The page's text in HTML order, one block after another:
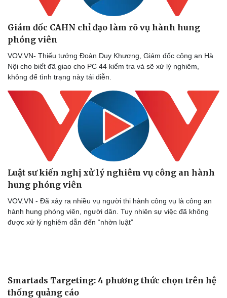
Văn hóa
Giám đốc CAHN chỉ đạo làm rõ vụ hành hung
phóng viên
VOV.VN- Thiếu tướng Đoàn Duy Khương, Giám đốc công an Hà
Nội cho biết đã giao cho PC 44 kiểm tra và sẽ xử lý nghiêm,
không để tình trạng này tái diễn.
Luật sư kiến nghị xử lý nghiêm vụ công an hành
hung phóng viên
VOV.VN - Đã xảy ra nhiều vụ người thi hành công vụ là công an
hành hung phóng viên, người dân. Tuy nhiên sự việc đã không
được xử lý nghiêm dẫn đến “nhờn luật”